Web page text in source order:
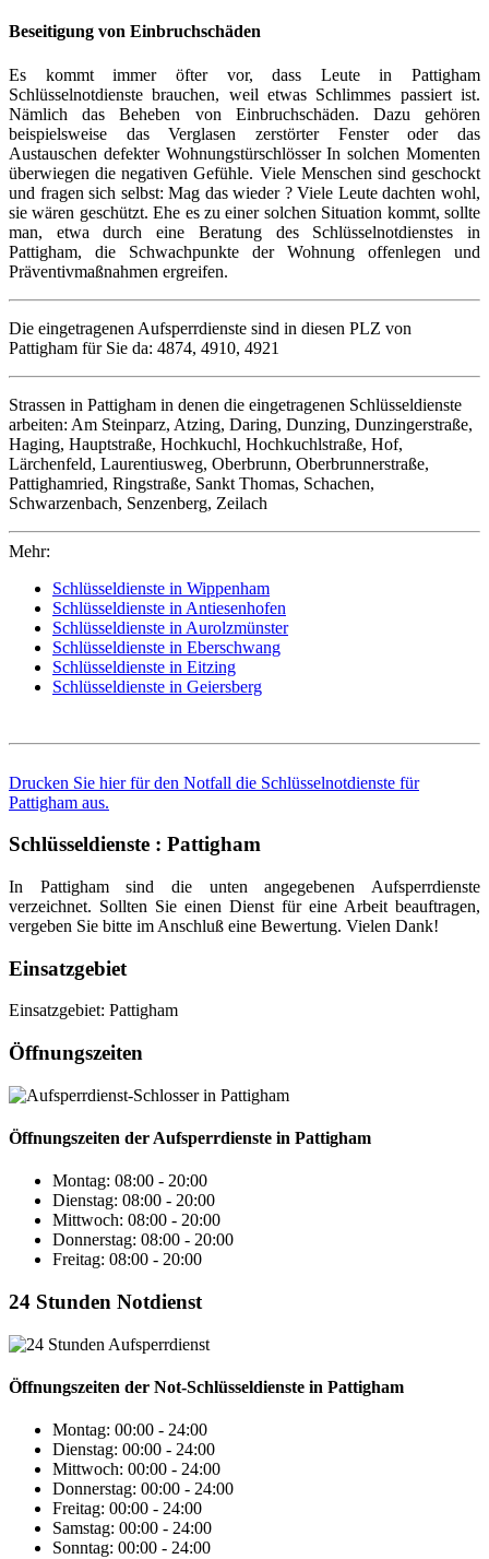
Beseitigung von Einbruchschäden
Es kommt immer öfter vor, dass Leute in Pattigham
Schlüsselnotdienste brauchen, weil etwas Schlimmes passiert ist.
Nämlich das Beheben von Einbruchschäden. Dazu gehören
beispielsweise das Verglasen zerstörter Fenster oder das
Austauschen defekter Wohnungstürschlösser In solchen Momenten
überwiegen die negativen Gefühle. Viele Menschen sind geschockt
und fragen sich selbst: Mag das wieder ? Viele Leute dachten wohl,
sie wären geschützt. Ehe es zu einer solchen Situation kommt, sollte
man, etwa durch eine Beratung des Schlüsselnotdienstes in
Pattigham, die Schwachpunkte der Wohnung offenlegen und
Präventivmaßnahmen ergreifen.
Die eingetragenen Aufsperrdienste sind in diesen PLZ von
Pattigham für Sie da: 4874, 4910, 4921
Strassen in Pattigham in denen die eingetragenen Schlüsseldienste
arbeiten: Am Steinparz, Atzing, Daring, Dunzing, Dunzingerstraße,
Haging, Hauptstraße, Hochkuchl, Hochkuchlstraße, Hof,
Lärchenfeld, Laurentiusweg, Oberbrunn, Oberbrunnerstraße,
Pattighamried, Ringstraße, Sankt Thomas, Schachen,
Schwarzenbach, Senzenberg, Zeilach
Mehr:
Schlüsseldienste in Wippenham
Schlüsseldienste in Antiesenhofen
Schlüsseldienste in Aurolzmünster
Schlüsseldienste in Eberschwang
Schlüsseldienste in Eitzing
Schlüsseldienste in Geiersberg
Drucken Sie hier für den Notfall die Schlüsselnotdienste für
Pattigham aus.
Schlüsseldienste : Pattigham
In Pattigham sind die unten angegebenen Aufsperrdienste
verzeichnet. Sollten Sie einen Dienst für eine Arbeit beauftragen,
vergeben Sie bitte im Anschluß eine Bewertung. Vielen Dank!
Einsatzgebiet
Einsatzgebiet: Pattigham
Öffnungszeiten
Öffnungszeiten der Aufsperrdienste in Pattigham
Montag: 08:00 - 20:00
Dienstag: 08:00 - 20:00
Mittwoch: 08:00 - 20:00
Donnerstag: 08:00 - 20:00
Freitag: 08:00 - 20:00
24 Stunden Notdienst
Öffnungszeiten der Not-Schlüsseldienste in Pattigham
Montag: 00:00 - 24:00
Dienstag: 00:00 - 24:00
Mittwoch: 00:00 - 24:00
Donnerstag: 00:00 - 24:00
Freitag: 00:00 - 24:00
Samstag: 00:00 - 24:00
Sonntag: 00:00 - 24:00